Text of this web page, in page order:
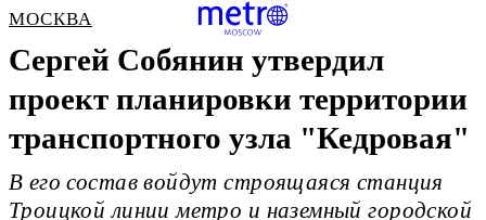
МОСКВА
Сергей Собянин утвердил
проект планировки территории
транспортного узла "Кедровая"
В его состав войдут строящаяся станция
Троицкой линии метро и наземный городской